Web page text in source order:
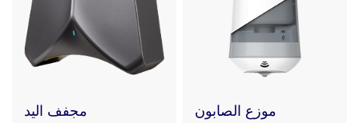
مجفف اليد موزع الصابون